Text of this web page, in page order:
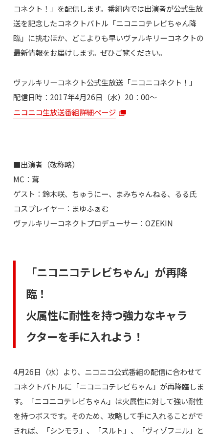
コネクト！」を配信します。番組内では出演者が公式生放
送を記念したコネクトバトル「ニコニコテレビちゃん降
臨」に挑むほか、どこよりも早いヴァルキリーコネクトの
最新情報をお届けします。ぜひご覧ください。
ヴァルキリーコネクト公式生放送「ニコニコネクト！」
配信日時：2017年4月26日（水）20：00～
ニコニコ生放送番組詳細ページ
■出演者（敬称略）
MC：茸
ゲスト：鈴木咲、ちゅうにー、まみちゃんねる、るる氏
コスプレイヤー：まゆふぁむ
ヴァルキリーコネクトプロデューサー：OZEKIN
「ニコニコテレビちゃん」が再降
臨！
火属性に耐性を持つ強力なキャラ
クターを手に入れよう！
4月26日（水）より、ニコニコ公式番組の配信に合わせて
コネクトバトルに「ニコニコテレビちゃん」が再降臨しま
す。「ニコニコテレビちゃん」は火属性に対して強い耐性
を持つボスです。そのため、攻略して手に入れることがで
きれば、「シンモラ」、「スルト」、「ヴィゾフニル」と